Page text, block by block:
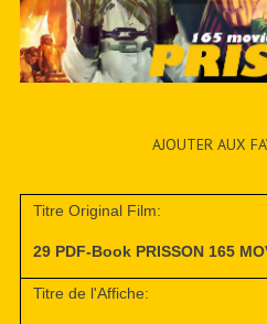
AJOUTER AUX
Titre Original Film:
29 PDF-Book PRISSON 165
Titre de l'Affiche: